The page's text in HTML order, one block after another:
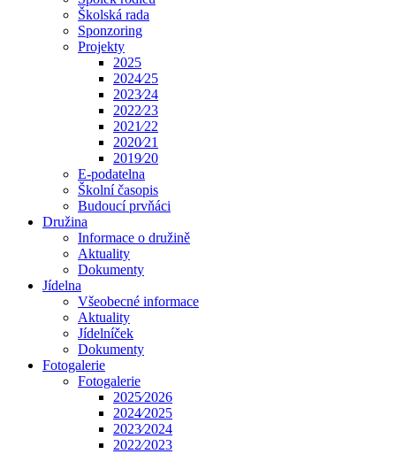
Školská rada
Sponzoring
Projekty
2025
2024⁄25
2023⁄24
2022⁄23
2021⁄22
2020⁄21
2019⁄20
E-podatelna
Školní časopis
Budoucí prvňáci
Družina
Informace o družině
Aktuality
Dokumenty
Jídelna
Všeobecné informace
Aktuality
Jídelníček
Dokumenty
Fotogalerie
Fotogalerie
2025⁄2026
2024⁄2025
2023⁄2024
2022⁄2023